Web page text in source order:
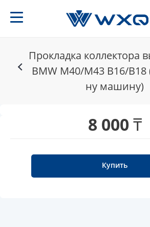
Прокладка коллектора
BMW M40/M43 B16/
ну машину)
8 000 ₸
Купить